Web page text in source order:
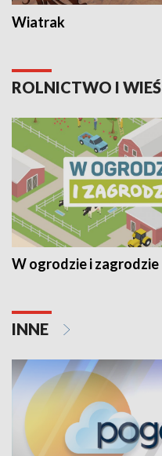
Wiatrak
ROLNICTWO I WIEŚ
W ogrodzie i zagrodzie
INNE